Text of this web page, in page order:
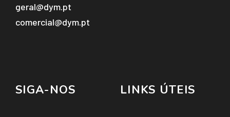
geral@dym.pt
comercial@dym.pt
SIGA-NOS LINKS ÚTEIS